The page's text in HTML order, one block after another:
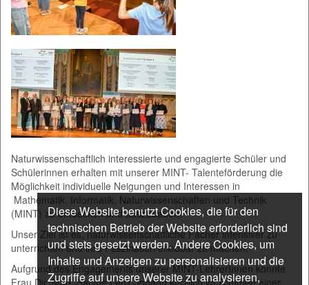
Naturwissenschaftlich interessierte und engagierte Schüler und
Schülerinnen erhalten mit unserer MINT- Talenteförderung die
Möglichkeit individuelle Neigungen und Interessen in
Mathematik, Informatik, Naturwissenschaften und Technik
(MINT) zu entdecken und auszubauen.
Unser Ziel ist es, naturwissenschaftliche Fächer intensiver zu
unterrichten und ihre Faszination erlebbar zu machen.
Aufgrund des Engagements unserer MINT-LehrerInnen konnte
Frau Dir. Mag. Sabine Lenz-Johann kürzlich im Rahmen einer
Diese Website benutzt Cookies, die für den
technischen Betrieb der Website erforderlich sind
und stets gesetzt werden. Andere Cookies, um
Inhalte und Anzeigen zu personalisieren und die
Zugriffe auf unsere Website zu analysieren,